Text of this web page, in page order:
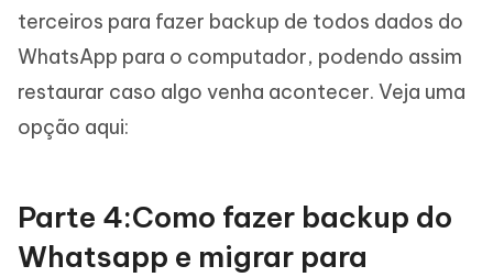
terceiros para fazer backup de todos dados do
WhatsApp para o computador, podendo assim
restaurar caso algo venha acontecer. Veja uma
opção aqui:
Parte 4:Como fazer backup do
Whatsapp e migrar para